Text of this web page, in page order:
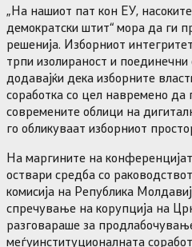
„На нашиот пат кон ЕУ,
демократски штит“ мора да ги
решенија. Изборниот
трпи изолираност и
додавајќи дека изборните
соработка со цел навремено да
современите облици на
го обликуваат изборниот
На маргините на
оствари средба со
комисија на Република
спречување на корупција на
разговараше за
меѓуинституционалната